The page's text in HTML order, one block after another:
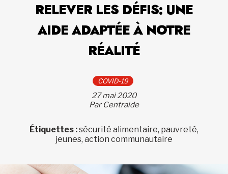
RELEVER LES DÉFIS: UNE
AIDE ADAPTÉE À NOTRE
RÉALITÉ
COVID-19
27 mai 2020
Par Centraide
Étiquettes :sécurité alimentaire, pauvreté,
jeunes, action communautaire